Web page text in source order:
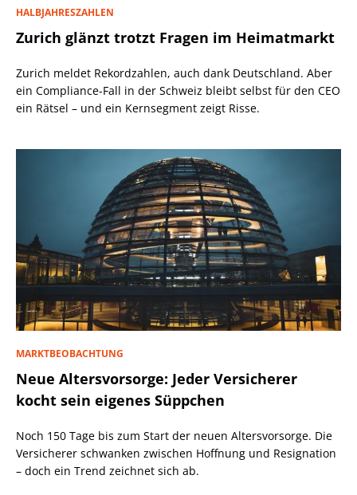
HALBJAHRESZAHLEN
Zurich glänzt trotzt Fragen im Heimatmarkt
Zurich meldet Rekordzahlen, auch dank Deutschland. Aber
ein Compliance-Fall in der Schweiz bleibt selbst für den CEO
ein Rätsel – und ein Kernsegment zeigt Risse.
MARKTBEOBACHTUNG
Neue Altersvorsorge: Jeder Versicherer
kocht sein eigenes Süppchen
Noch 150 Tage bis zum Start der neuen Altersvorsorge. Die
Versicherer schwanken zwischen Hoffnung und Resignation
– doch ein Trend zeichnet sich ab.